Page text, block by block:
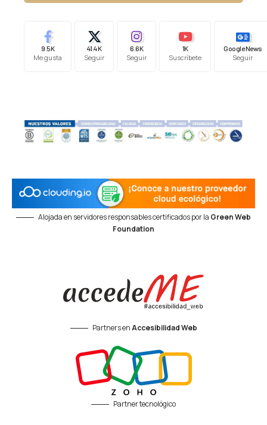
9.5K
Me gusta
41.4K
Seguir
6.6K
Seguir
1K
Suscríbete
Google News
Seguir
Alojada en servidores responsables certificados por la Green Web
Foundation
Partners enAccesibilidad Web
Partner tecnológico